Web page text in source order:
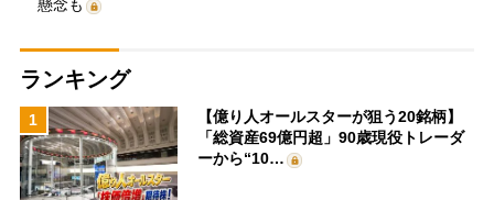
懸念も
ランキング
1
【億り人オールスターが狙う20銘柄】
「総資産69億円超」90歳現役トレーダ
ーから“10…